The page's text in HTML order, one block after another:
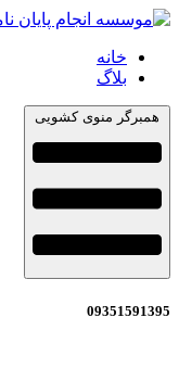
خانه
بلاگ
همبرگر منوی کشویی
09351591395